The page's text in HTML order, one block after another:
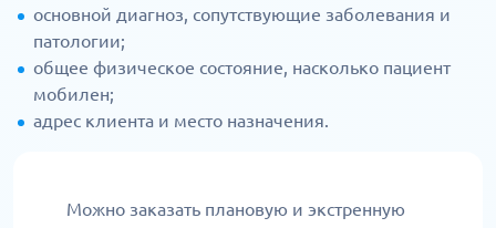
основной диагноз, сопутствующие заболевания и
патологии;
общее физическое состояние, насколько пациент
мобилен;
адрес клиента и место назначения.
Можно заказать плановую и экстренную